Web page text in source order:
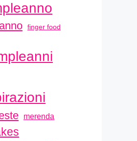
finger food
merenda